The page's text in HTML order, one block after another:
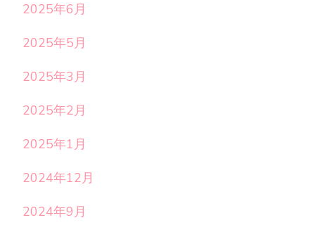
2025年6月
2025年5月
2025年3月
2025年2月
2025年1月
2024年12月
2024年9月